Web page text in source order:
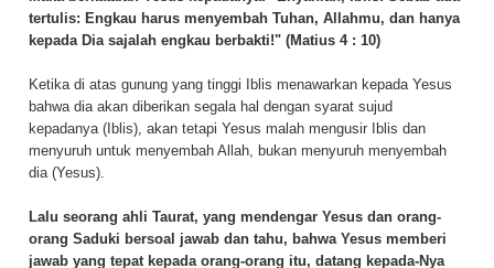
tertulis: Engkau harus menyembah Tuhan, Allahmu, dan hanya
kepada Dia sajalah engkau berbakti!" (Matius 4 : 10)
Ketika di atas gunung yang tinggi Iblis menawarkan kepada Yesus
bahwa dia akan diberikan segala hal dengan syarat sujud
kepadanya (Iblis), akan tetapi Yesus malah mengusir Iblis dan
menyuruh untuk menyembah Allah, bukan menyuruh menyembah
dia (Yesus).
Lalu seorang ahli Taurat, yang mendengar Yesus dan orang-
orang Saduki bersoal jawab dan tahu, bahwa Yesus memberi
jawab yang tepat kepada orang-orang itu, datang kepada-Nya